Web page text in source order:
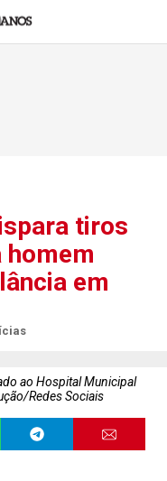
tiros
homem
em
ao Hospital Municipal
Redes Sociais